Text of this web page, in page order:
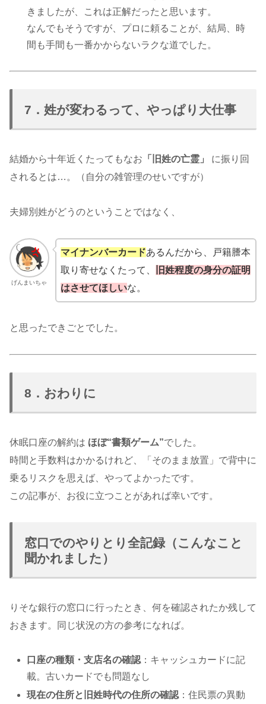
きましたが、これは正解だったと思います。
なんでもそうですが、プロに頼ることが、結局、時
間も手間も一番かからないラクな道でした。
7．姓が変わるって、やっぱり大仕事
結婚から十年近くたってもなお 「旧姓の亡霊」
に振り回
されるとは…。（自分の雑管理のせいですが）
夫婦別姓がどうのということではなく、
げんまいちゃ
マイナンバーカードあるんだから、戸籍謄本
取り寄せなくたって、
旧姓程度の身分の証明
はさせてほしいな。
と思ったできごとでした。
8．おわりに
休眠口座の解約は ほぼ“書類ゲーム”でした。
時間と手数料はかかるけれど、「そのまま放置」で背中に
乗るリスクを思えば、やってよかったです。
この記事が、お役に立つことがあれば幸いです。
窓口でのやりとり全記録（こんなこと
聞かれました）
りそな銀行の窓口に行ったとき、何を確認されたか残して
おきます。同じ状況の方の参考になれば。
口座の種類・支店名の確認 ：キャッシュカードに記
載。古いカードでも問題なし
現在の住所と旧姓時代の住所の確認 ：住民票の異動